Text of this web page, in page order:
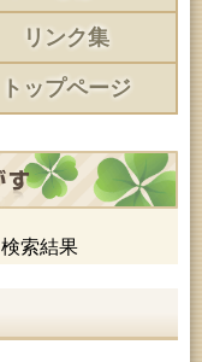
リンク集
トップページ
検索結果